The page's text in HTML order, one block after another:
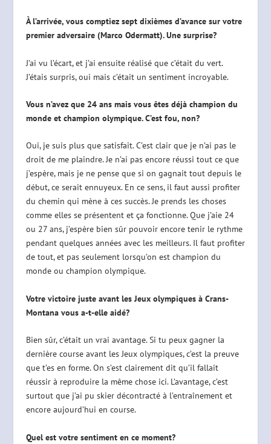
À l’arrivée, vous comptiez sept dixièmes d’avance sur votre
premier adversaire (Marco Odermatt). Une surprise?
J’ai vu l’écart, et j’ai ensuite réalisé que c’était du vert.
J’étais surpris, oui mais c’était un sentiment incroyable.
Vous n’avez que 24 ans mais vous êtes déjà champion du
monde et champion olympique. C’est fou, non?
Oui, je suis plus que satisfait. C’est clair que je n’ai pas le
droit de me plaindre. Je n’ai pas encore réussi tout ce que
j’espère, mais je ne pense que si on gagnait tout depuis le
début, ce serait ennuyeux. En ce sens, il faut aussi profiter
du chemin qui mène à ces succès. Je prends les choses
comme elles se présentent et ça fonctionne. Que j’aie 24
ou 27 ans, j’espère bien sûr pouvoir encore tenir le rythme
pendant quelques années avec les meilleurs. Il faut profiter
de tout, et pas seulement lorsqu’on est champion du
monde ou champion olympique.
Votre victoire juste avant les Jeux olympiques à Crans-
Montana vous a-t-elle aidé?
Bien sûr, c’était un vrai avantage. Si tu peux gagner la
dernière course avant les Jeux olympiques, c’est la preuve
que t’es en forme. On s’est clairement dit qu’il fallait
réussir à reproduire la même chose ici. L’avantage, c’est
surtout que j’ai pu skier décontracté à l’entraînement et
encore aujourd’hui en course.
Quel est votre sentiment en ce moment?